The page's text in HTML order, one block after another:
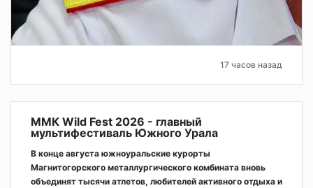
17 часов назад
ММК Wild Fest 2026 - главный
мультифестиваль Южного Урала
В конце августа южноуральские курорты
Магнитогорского металлургического комбината вновь
объединят тысячи атлетов, любителей активного отдыха и